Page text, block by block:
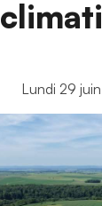
Lundi 29